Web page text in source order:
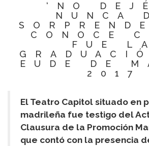
‘NO
NUNCA
CONOCE
FUE
EUDE DE
2017
El Teatro Capitol situado en
madrileña fue testigo del
Clausura de la Promoción
que contó con la presencia